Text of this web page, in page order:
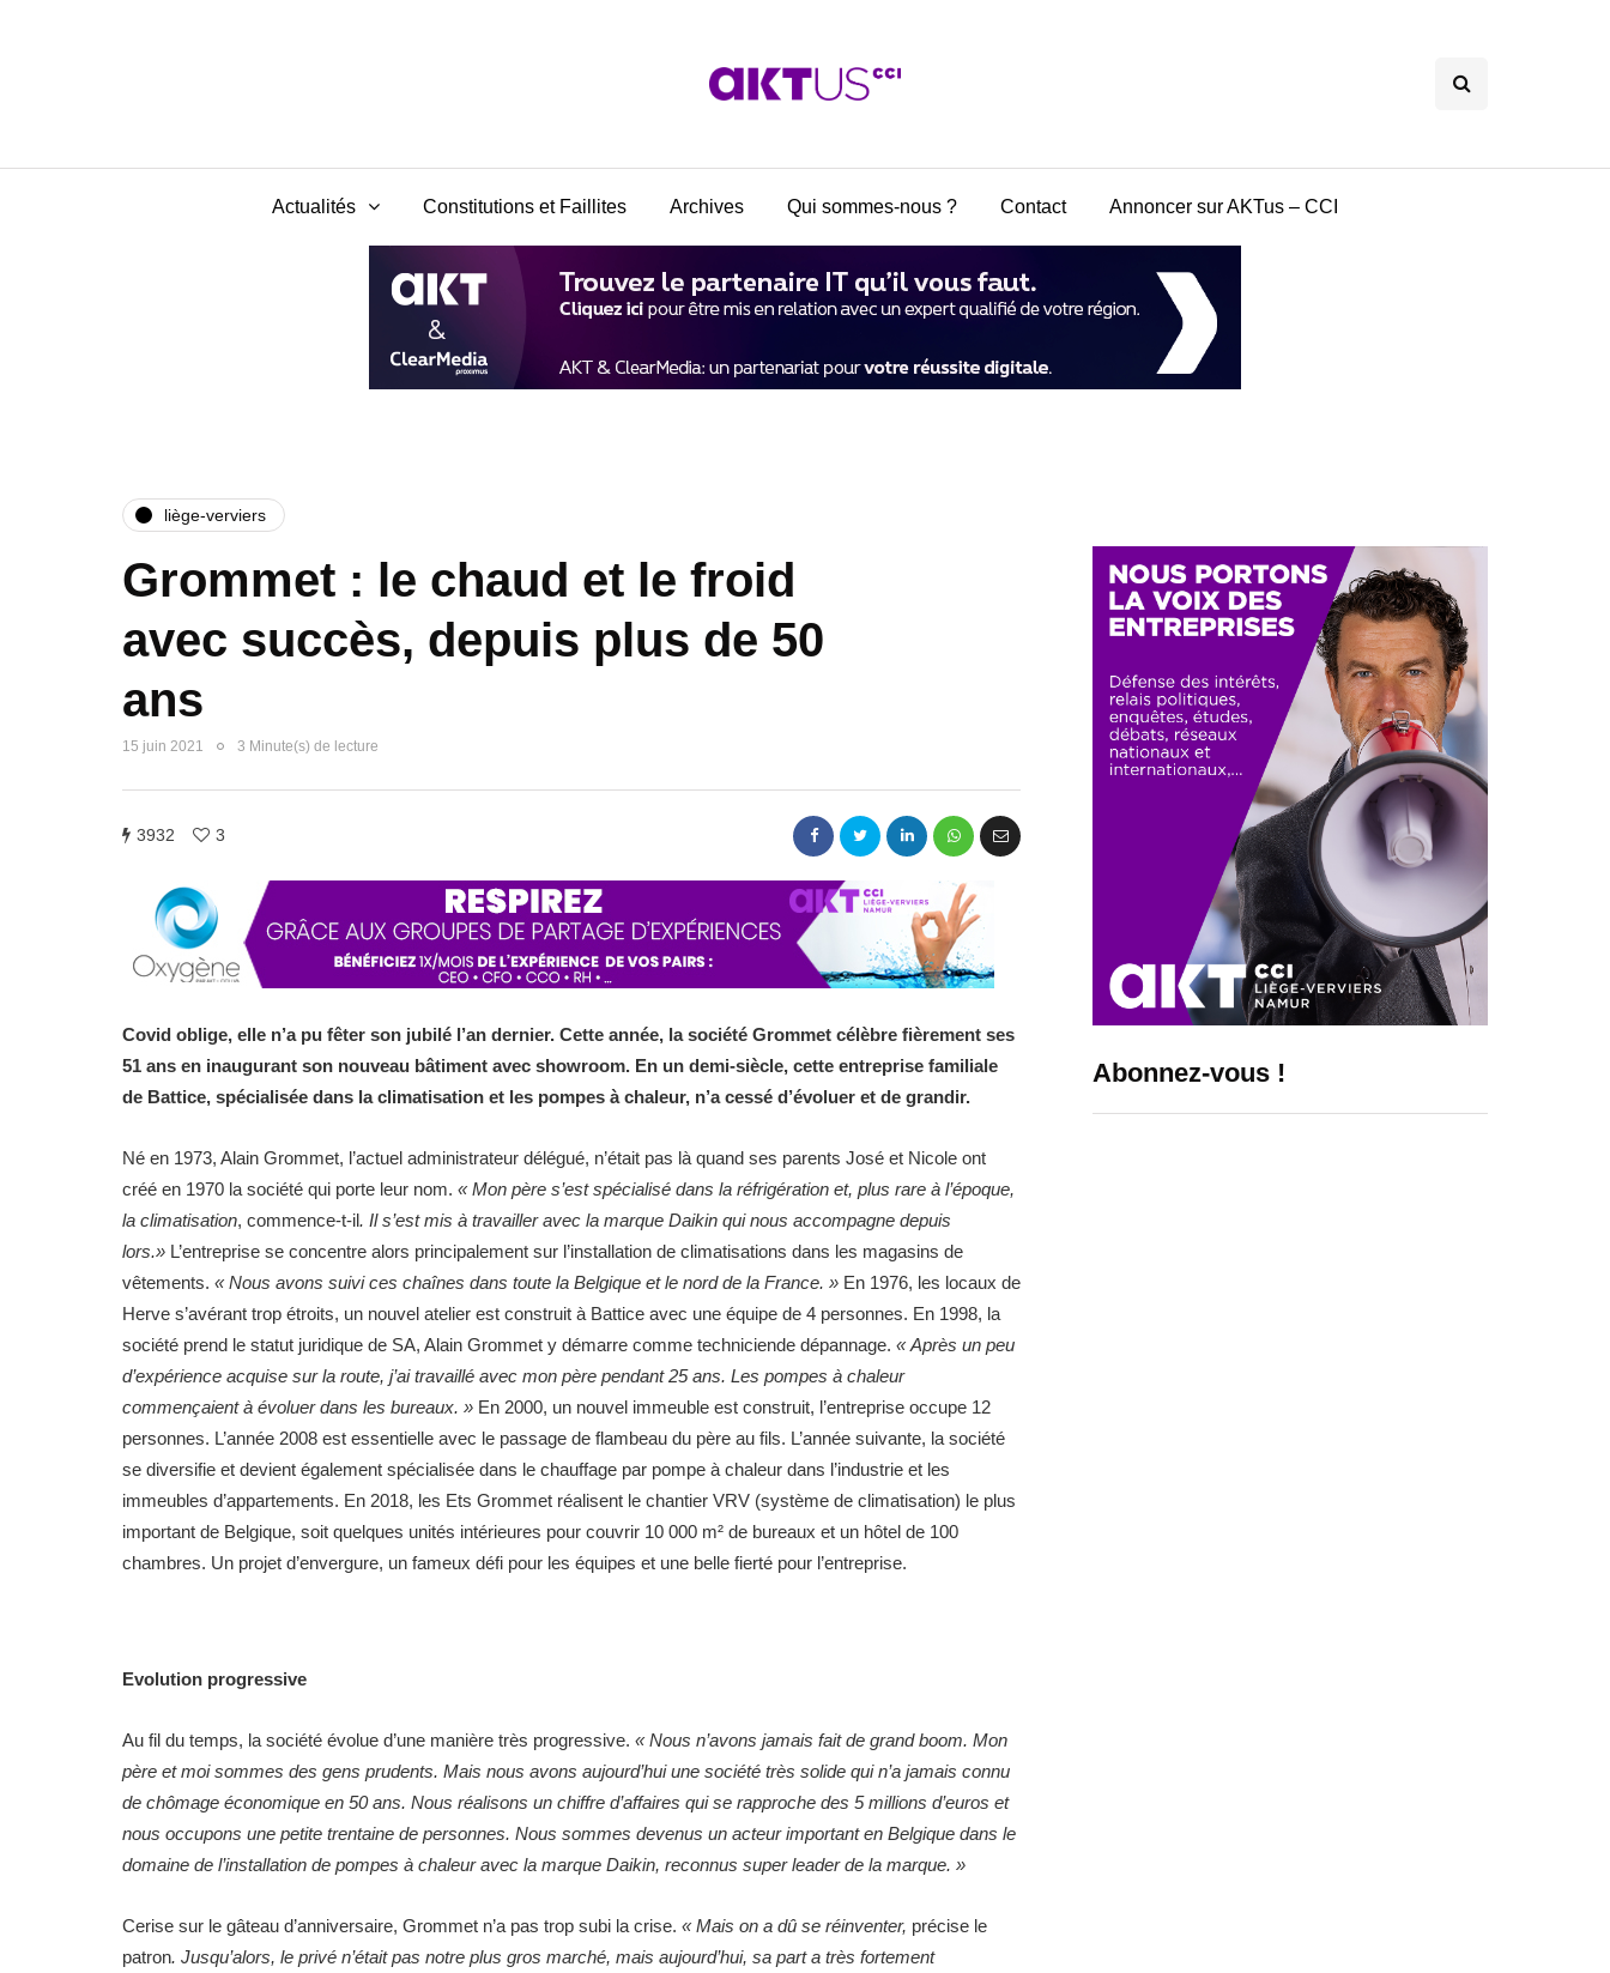
Actualités Constitutions et Faillites Archives Qui sommes-nous ? Contact Annoncer sur AKTus – CCI
liège-verviers
Grommet : le chaud et le froid
avec succès, depuis plus de 50
ans
15 juin 2021 3 Minute(s) de lecture
3932 3
Covid oblige, elle n’a pu fêter son jubilé l’an dernier. Cette année, la société Grommet célèbre fièrement ses
51 ans en inaugurant son nouveau bâtiment avec showroom. En un demi-siècle, cette entreprise familiale
de Battice, spécialisée dans la climatisation et les pompes à chaleur, n’a cessé d’évoluer et de grandir.
Né en 1973, Alain Grommet, l’actuel administrateur délégué, n’était pas là quand ses parents José et Nicole ont
créé en 1970 la société qui porte leur nom. « Mon père s’est spécialisé dans la réfrigération et, plus rare à l’époque,
la climatisation, commence-t-il. Il s’est mis à travailler avec la marque Daikin qui nous accompagne depuis
lors.» L’entreprise se concentre alors principalement sur l’installation de climatisations dans les magasins de
vêtements. « Nous avons suivi ces chaînes dans toute la Belgique et le nord de la France. » En 1976, les locaux de
Herve s’avérant trop étroits, un nouvel atelier est construit à Battice avec une équipe de 4 personnes. En 1998, la
société prend le statut juridique de SA, Alain Grommet y démarre comme techniciende dépannage. « Après un peu
d’expérience acquise sur la route, j’ai travaillé avec mon père pendant 25 ans. Les pompes à chaleur
commençaient à évoluer dans les bureaux. » En 2000, un nouvel immeuble est construit, l’entreprise occupe 12
personnes. L’année 2008 est essentielle avec le passage de flambeau du père au fils. L’année suivante, la société
se diversifie et devient également spécialisée dans le chauffage par pompe à chaleur dans l’industrie et les
immeubles d’appartements. En 2018, les Ets Grommet réalisent le chantier VRV (système de climatisation) le plus
important de Belgique, soit quelques unités intérieures pour couvrir 10 000 m² de bureaux et un hôtel de 100
chambres. Un projet d’envergure, un fameux défi pour les équipes et une belle fierté pour l’entreprise.
Evolution progressive
Au fil du temps, la société évolue d’une manière très progressive. « Nous n’avons jamais fait de grand boom. Mon
père et moi sommes des gens prudents. Mais nous avons aujourd’hui une société très solide qui n’a jamais connu
de chômage économique en 50 ans. Nous réalisons un chiffre d’affaires qui se rapproche des 5 millions d’euros et
nous occupons une petite trentaine de personnes. Nous sommes devenus un acteur important en Belgique dans le
domaine de l’installation de pompes à chaleur avec la marque Daikin, reconnus super leader de la marque. »
Cerise sur le gâteau d’anniversaire, Grommet n’a pas trop subi la crise. « Mais on a dû se réinventer, précise le
patron. Jusqu’alors, le privé n’était pas notre plus gros marché, mais aujourd’hui, sa part a très fortement
Abonnez-vous !